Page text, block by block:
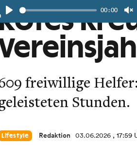
Play
00:00
freiwillige
Stunden.
Lifestyle Redaktion 03.06.2026 , 17:59